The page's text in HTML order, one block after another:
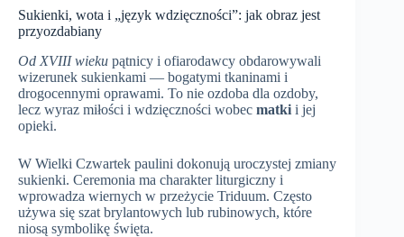
Sukienki, wota i „język wdzięczności”: jak obraz jest
przyozdabiany
Od XVIII wieku pątnicy i ofiarodawcy obdarowywali
wizerunek sukienkami — bogatymi tkaninami i
drogocennymi oprawami. To nie ozdoba dla ozdoby,
lecz wyraz miłości i wdzięczności wobec matki i jej
opieki.
W Wielki Czwartek paulini dokonują uroczystej zmiany
sukienki. Ceremonia ma charakter liturgiczny i
wprowadza wiernych w przeżycie Triduum. Często
używa się szat brylantowych lub rubinowych, które
niosą symbolikę święta.